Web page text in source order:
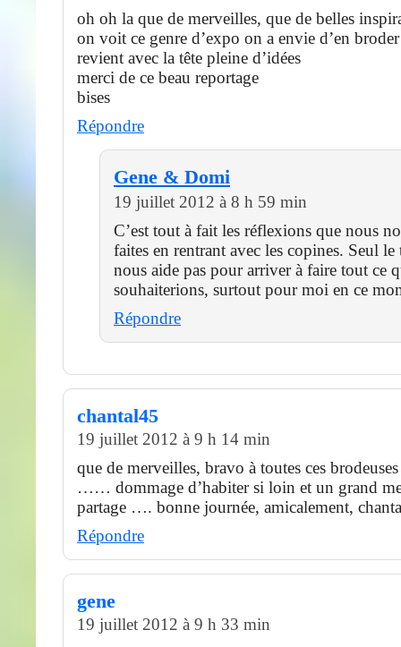
oh oh la que de merveilles, que de belles
on voit ce genre d’expo on a envie d’en
revient avec la tête pleine d’idées
merci de ce beau reportage
bises
Répondre
Gene & Domi
19 juillet 2012 à 8 h 59 min
C’est tout à fait les réflexions que nous
faites en rentrant avec les copines. Seul le
nous aide pas pour arriver à faire tout ce
souhaiterions, surtout pour moi en ce
Répondre
chantal45
19 juillet 2012 à 9 h 14 min
que de merveilles, bravo à toutes ces brodeuses
…… dommage d’habiter si loin et un grand
partage …. bonne journée, amicalement,
Répondre
gene
19 juillet 2012 à 9 h 33 min